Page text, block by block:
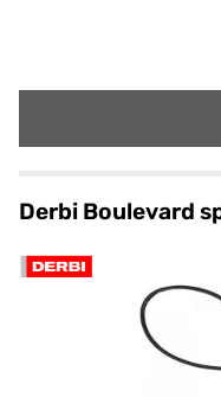
Derbi Boulevard